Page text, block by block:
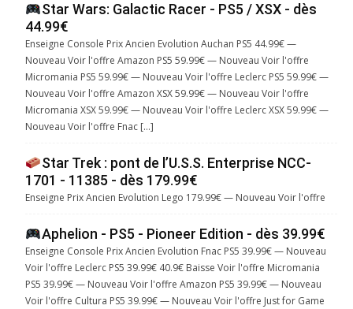
Star Wars: Galactic Racer - PS5 / XSX - dès
44.99€
Enseigne Console Prix Ancien Evolution Auchan PS5 44.99€ —
Nouveau Voir l'offre Amazon PS5 59.99€ — Nouveau Voir l'offre
Micromania PS5 59.99€ — Nouveau Voir l'offre Leclerc PS5 59.99€ —
Nouveau Voir l'offre Amazon XSX 59.99€ — Nouveau Voir l'offre
Micromania XSX 59.99€ — Nouveau Voir l'offre Leclerc XSX 59.99€ —
Nouveau Voir l'offre Fnac […]
Star Trek : pont de l’U.S.S. Enterprise NCC-
1701 - 11385 - dès 179.99€
Enseigne Prix Ancien Evolution Lego 179.99€ — Nouveau Voir l'offre
Aphelion - PS5 - Pioneer Edition - dès 39.99€
Enseigne Console Prix Ancien Evolution Fnac PS5 39.99€ — Nouveau
Voir l'offre Leclerc PS5 39.99€ 40.9€ Baisse Voir l'offre Micromania
PS5 39.99€ — Nouveau Voir l'offre Amazon PS5 39.99€ — Nouveau
Voir l'offre Cultura PS5 39.99€ — Nouveau Voir l'offre Just for Game